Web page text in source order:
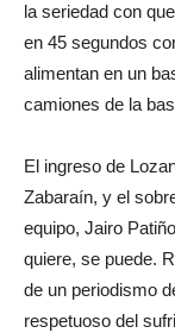
la seriedad con
en 45 segundos
alimentan en un
camiones de la
El ingreso de
Zabaraín, y el
equipo, Jairo
quiere, se puede.
de un periodismo
respetuoso del